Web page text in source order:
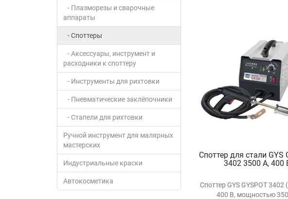
- Плазморезы и сварочные
аппараты
- Споттеры
- Аксессуары, инструмент и
расходники к споттеру
- Инструменты для рихтовки
- Пневматические заклёпочники
- Стапели для рихтовки
Ручной инструмент для малярных
мастерских
Индустриальные краски
Автокосметика
Споттер для стали GYS
3402 3500 А, 400
Споттер GYS GYSPOT 3402
400 В, мощностью